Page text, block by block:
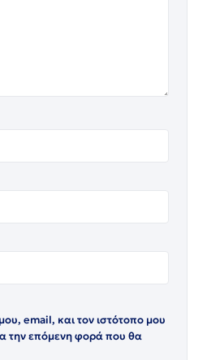
email, και τον ιστότοπο μου
την επόμενη φορά που θα